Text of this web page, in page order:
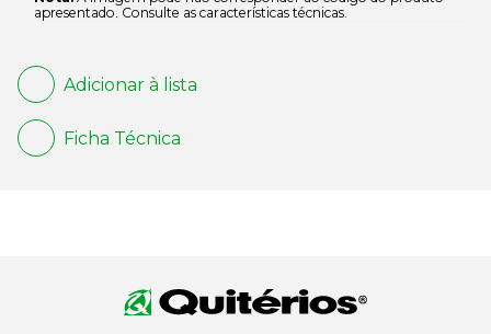
apresentado. Consulte as características técnicas.
Adicionar à lista
Ficha Técnica